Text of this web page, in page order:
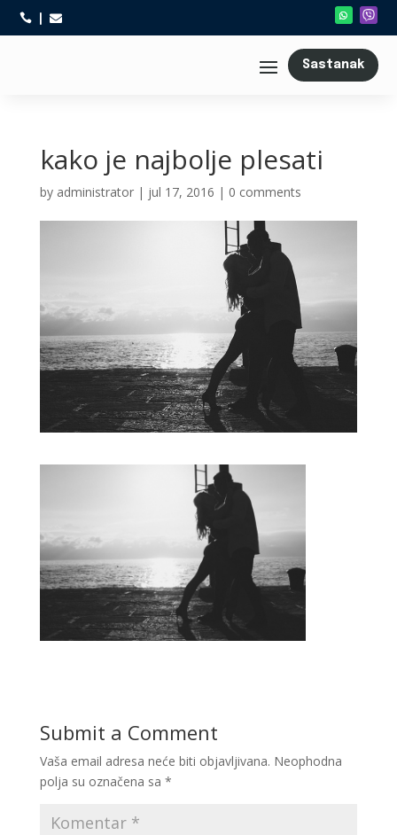
 
Sastanak
kako je najbolje plesati
by administrator| jul 17, 2016 | 0 comments
Submit a Comment
Vaša email adresa neće biti objavljivana. Neophodna
polja su označena sa *